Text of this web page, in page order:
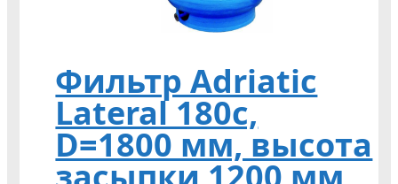
Фильтр Adriatic
Lateral 180c,
D=1800 мм, высота